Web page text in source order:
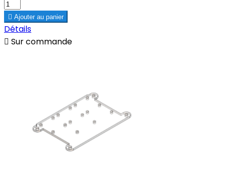
 Ajouter au panier
Détails
 Sur commande